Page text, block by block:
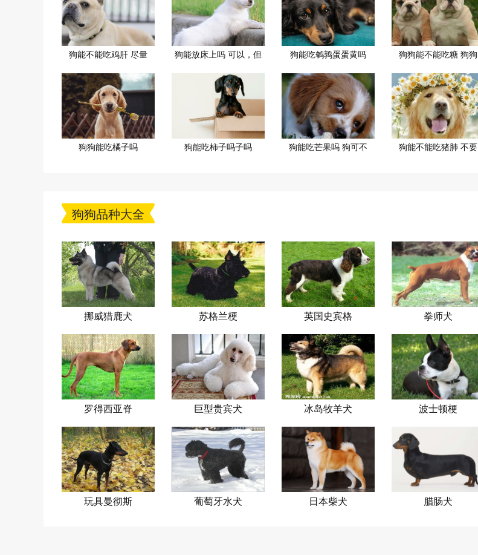
狗能不能吃鸡肝 尽量 狗能放床上吗 可以，但 狗能吃鹌鹑蛋蛋黄吗 狗狗能不能吃糖 狗狗
狗狗能吃橘子吗 狗能吃柿子吗子吗 狗能吃芒果吗 狗可不 狗能不能吃猪肺 不要
狗狗品种大全
挪威猎鹿犬 苏格兰梗
英国史宾格
拳师犬
罗得西亚脊
巨型贵宾犬 冰岛牧羊犬 波士顿梗
玩具曼彻斯
葡萄牙水犬 日本柴犬 腊肠犬